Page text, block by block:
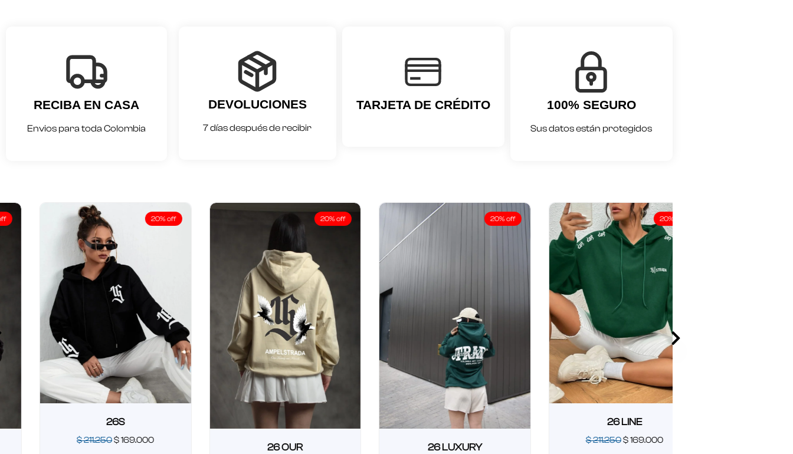
RECIBA EN CASA
Envios para toda Colombia
DEVOLUCIONES
7 días después de recibir
TARJETA DE CRÉDITO 100% SEGURO
Sus datos están protegidos
211.250$169.000
26 OUR 26 LUXURY
20% off
26 LINE
211.250$169.000